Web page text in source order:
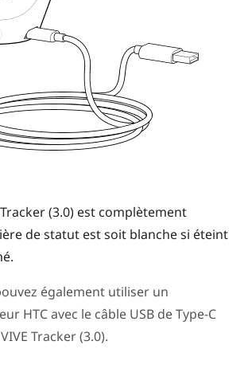
Tracker (3.0) est complètement
de statut est soit blanche si éteint
également utiliser un
HTC avec le câble USB de Type-C
VIVE Tracker (3.0).